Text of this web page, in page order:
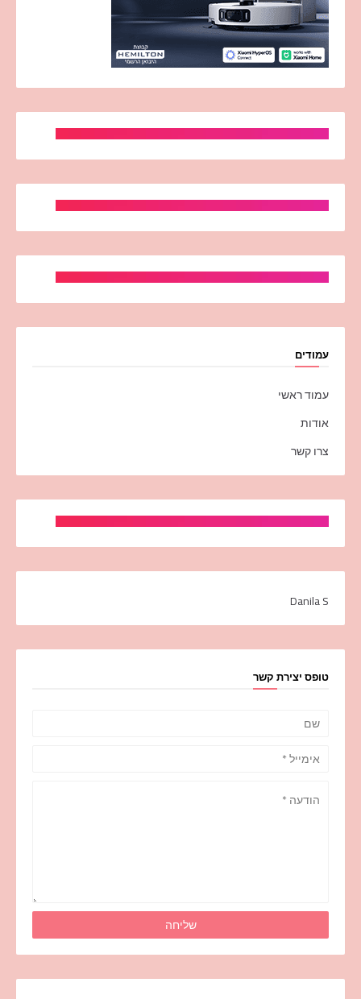
עמודים
עמוד ראשי
אודות
צרו קשר
Danila S
טופס יצירת קשר